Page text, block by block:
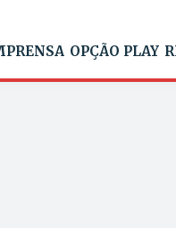
OPÇÃO PLAY